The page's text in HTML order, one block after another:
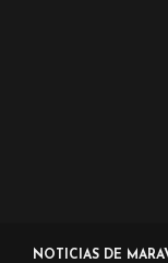
NOTICIAS DE